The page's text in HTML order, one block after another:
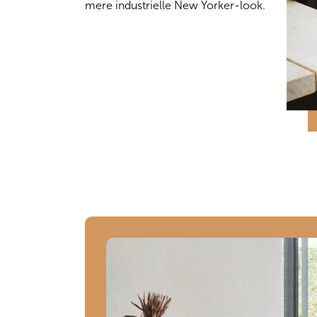
mere industrielle New Yorker-look.